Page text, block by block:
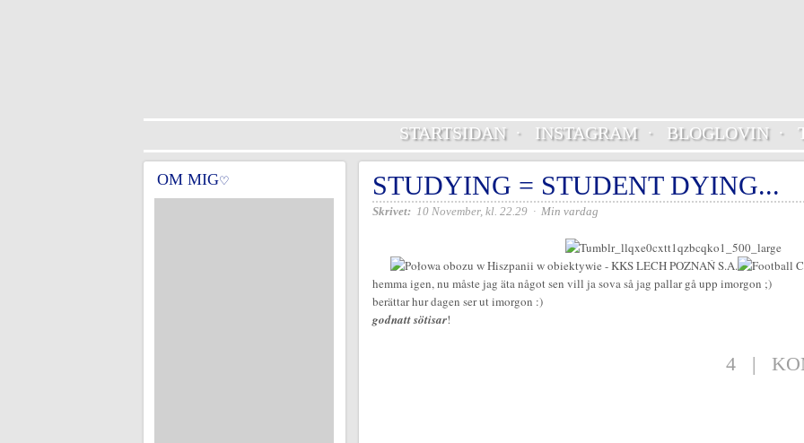
STARTSIDAN· INSTAGRAM· BLOGLOVIN·
STUDYING = STUDENT DYING...
Skrivet: 10 November, kl. 22.29 · Min vardag
hemma igen, nu måste jag äta något sen vill ja sova så jag pallar gå upp imorgon ;)
berättar hur dagen ser ut imorgon :)
godnatt sötisar!
4 |
OM MIG♡